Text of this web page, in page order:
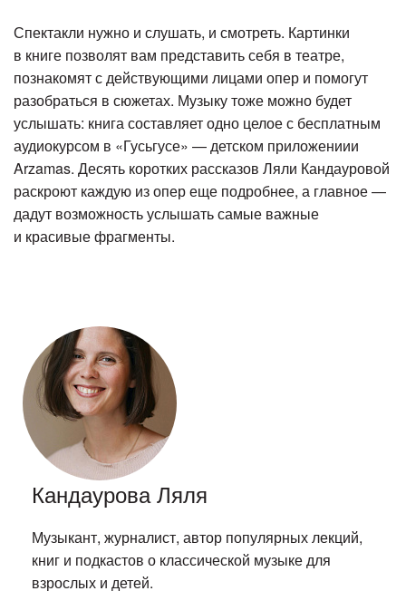
Спектакли нужно и слушать, и смотреть. Картинки
в книге позволят вам представить себя в театре,
познакомят с действующими лицами опер и помогут
разобраться в сюжетах. Музыку тоже можно будет
услышать: книга составляет одно целое с бесплатным
аудиокурсом в «Гусьгусе» — детском приложениии
Arzamas. Десять коротких рассказов Ляли Кандауровой
раскроют каждую из опер еще подробнее, а главное —
дадут возможность услышать самые важные
и красивые фрагменты.
Кандаурова Ляля
Музыкант, журналист, автор популярных лекций,
книг и подкастов о классической музыке для
взрослых и детей.